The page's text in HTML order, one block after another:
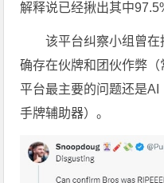
解释说已经揪出其中
该平台纠察小组曾
确存在伙牌和团伙作弊（
平台最主要的问题还是
手牌辅助器）。